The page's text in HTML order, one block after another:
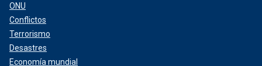
ONU
Conflictos
Terrorismo
Desastres
Economía mundial